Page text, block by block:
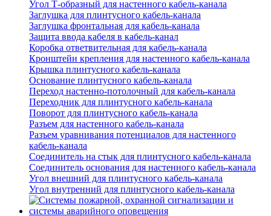
Угол Т-образный для настенного кабель-канала
Заглушка для плинтусного кабель-канала
Заглушка фронтальная для кабель-канала
Защита ввода кабеля в кабель-канал
Коробка ответвительная для кабель-канала
Кронштейн крепления для настенного кабель-канала
Крышка плинтусного кабель-канала
Основание плинтусного кабель-канала
Переход настенно-потолочный для кабель-канала
Переходник для плинтусного кабель-канала
Поворот для плинтусного кабель-канала
Разъем для настенного кабель-канала
Разъем уравнивания потенциалов для настенного
кабель-канала
Соединитель на стык для плинтусного кабель-канала
Соединитель основания для настенного кабель-канала
Угол внешний для плинтусного кабель-канала
Угол внутренний для плинтусного кабель-канала